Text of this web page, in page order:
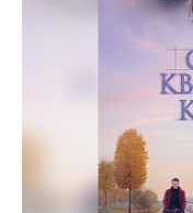
Космос